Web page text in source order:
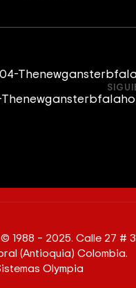
1988 – 2025. Calle 27 #
(Antioquia) Colombia.
Olympia